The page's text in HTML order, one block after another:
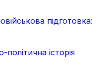
підготовка:
історія